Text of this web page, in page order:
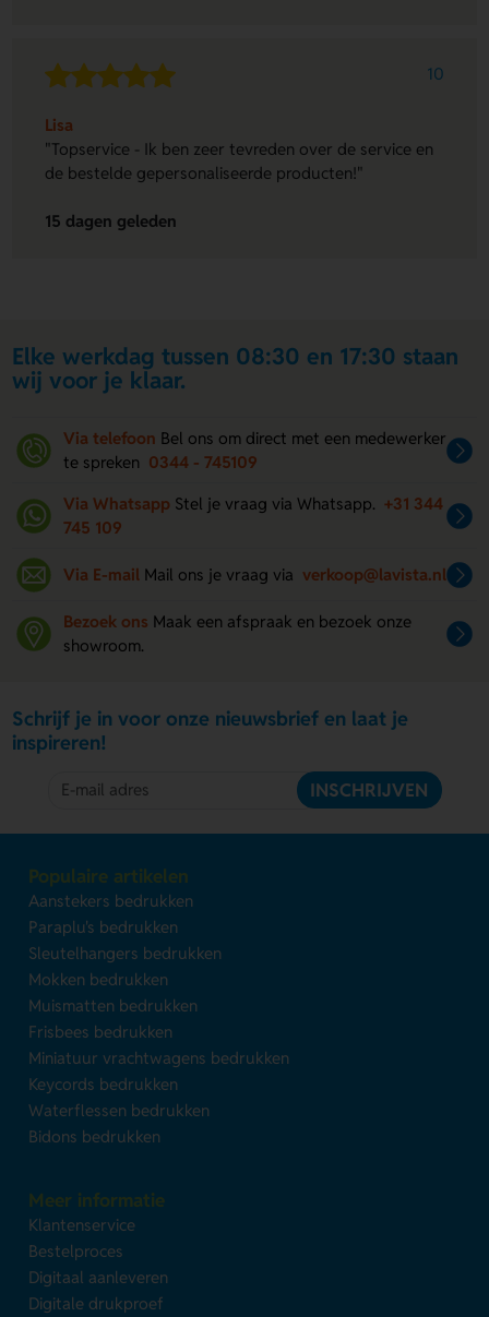
10
Lisa
"Topservice - Ik ben zeer tevreden over de service en
de bestelde gepersonaliseerde producten!"
15 dagen geleden
Elke werkdag tussen 08:30 en 17:30 staan
wij voor je klaar.
Via telefoon Bel ons om direct met een medewerker
te spreken 0344 - 745109
Via Whatsapp Stel je vraag via Whatsapp. +31 344
745 109
Via E-mail Mail ons je vraag via verkoop@lavista.nl
Bezoek ons Maak een afspraak en bezoek onze
showroom.
Schrijf je in voor onze nieuwsbrief en laat je
inspireren!
INSCHRIJVEN
Populaire artikelen
Aanstekers bedrukken
Paraplu's bedrukken
Sleutelhangers bedrukken
Mokken bedrukken
Muismatten bedrukken
Frisbees bedrukken
Miniatuur vrachtwagens bedrukken
Keycords bedrukken
Waterflessen bedrukken
Bidons bedrukken
Meer informatie
Klantenservice
Bestelproces
Digitaal aanleveren
Digitale drukproef